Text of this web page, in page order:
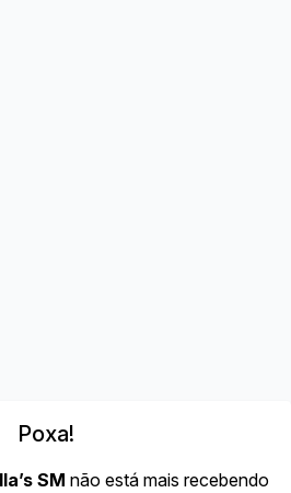
Poxa!
SM não está mais recebendo